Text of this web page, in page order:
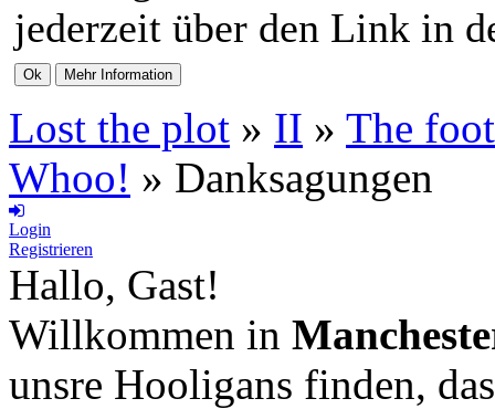
jederzeit über den Link in
Lost the plot » II » The
Whoo! » Danksagungen
Login
Registrieren
Hallo, Gast!
Willkommen in
unsre Hooligans finden,